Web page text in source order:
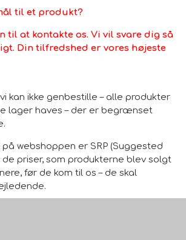
til et produkt?
til at kontakte os. Vi vil svare dig så
Din tilfredshed er vores højeste
kan ikke genbestille – alle produkter
lager haves – der er begrænset
webshoppen er SRP (Suggested
de priser, som produkterne blev solgt
før de kom til os – de skal